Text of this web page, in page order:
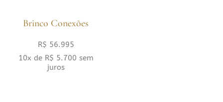
Brinco Conexões
R$ 56.995
10x de R$ 5.700 sem
juros